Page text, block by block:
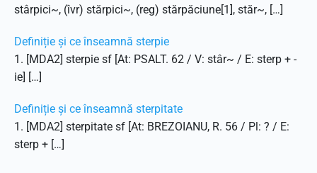
stârpici~, (îvr) stărpici~, (reg) stărpăciune[1], stăr~, […]
Definiție și ce înseamnă sterpie
1. [MDA2] sterpie sf [At: PSALT. 62 / V: stâr~ / E: sterp + -
ie] […]
Definiție și ce înseamnă sterpitate
1. [MDA2] sterpitate sf [At: BREZOIANU, R. 56 / Pl: ? / E:
sterp + […]